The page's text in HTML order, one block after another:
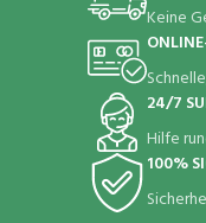
Keine
24/7
Hilfe
100%